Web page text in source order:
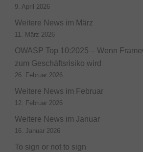
9. April 2026
Weitere News im März
11. März 2026
OWASP Top 10:2025 – Wenn
zum Geschäftsrisiko wird
26. Februar 2026
Weitere News im Februar
12. Februar 2026
Weitere News im Januar
16. Januar 2026
To sign or not to sign